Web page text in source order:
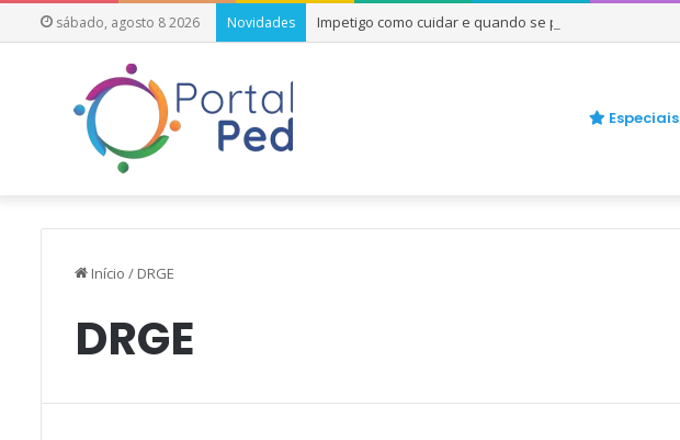
sábado, agosto 8 2026 Novidades Impetigo como cuidar e quando se preocupar
Especiais
Início / DRGE
DRGE